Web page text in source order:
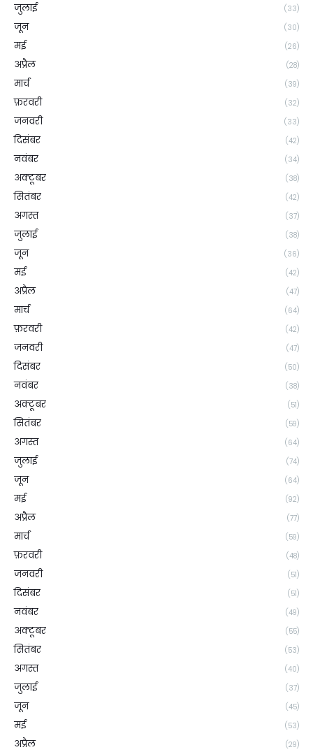
जुलाई (33)
जून (30)
मई (26)
अप्रैल (28)
मार्च (39)
फ़रवरी (32)
जनवरी (33)
दिसंबर (42)
नवंबर (34)
अक्टूबर (38)
सितंबर (42)
अगस्त (37)
जुलाई (38)
जून (36)
मई (42)
अप्रैल (47)
मार्च (64)
फ़रवरी (42)
जनवरी (47)
दिसंबर (50)
नवंबर (38)
अक्टूबर (51)
सितंबर (59)
अगस्त (64)
जुलाई (74)
जून (64)
मई (92)
अप्रैल (77)
मार्च (59)
फ़रवरी (48)
जनवरी (51)
दिसंबर (51)
नवंबर (49)
अक्टूबर (55)
सितंबर (53)
अगस्त (40)
जुलाई (37)
जून (45)
मई (53)
अप्रैल (29)